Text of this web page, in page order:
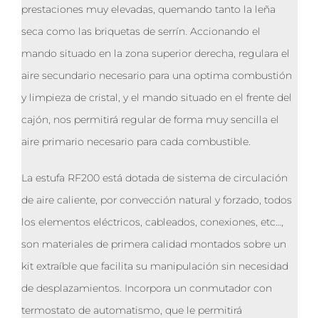
prestaciones muy elevadas, quemando tanto la leña
seca como las briquetas de serrín. Accionando el
mando situado en la zona superior derecha, regulara el
aire secundario necesario para una optima combustión
y limpieza de cristal, y el mando situado en el frente del
cajón, nos permitirá regular de forma muy sencilla el
aire primario necesario para cada combustible.
La estufa RF200 está dotada de sistema de circulación
de aire caliente, por convección natural y forzado, todos
los elementos eléctricos, cableados, conexiones, etc…,
son materiales de primera calidad montados sobre un
kit extraíble que facilita su manipulación sin necesidad
de desplazamientos. Incorpora un conmutador con
termostato de automatismo, que le permitirá